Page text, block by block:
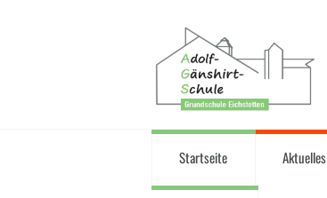
Startseite Aktuelles